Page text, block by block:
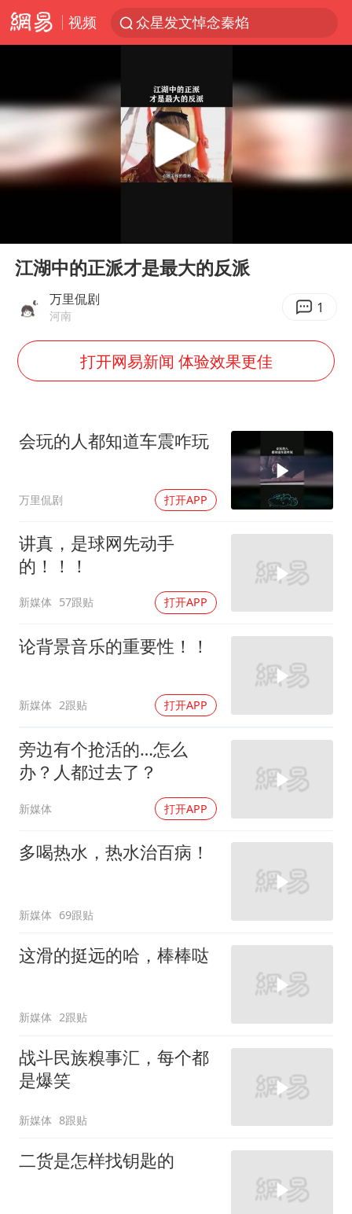
视频
众星发文悼念秦焰
“还不如不放假”
辽宁28名务农人员中暑死亡？官方辟谣
白海豚突然大拐弯 走出罕见路线
费大厨不自称“大王”了
医疗垃圾做手机壳 这也是谋财害命
女孩每天“拼豆”拼坏眼睛
下党之路
Play
江湖中的正派才是最大的反派
万里侃剧
河南 1
打开网易新闻 体验效果更佳
会玩的人都知道车震咋玩
万里侃剧 打开APP
讲真，是球网先动手
的！！！
新媒体 57跟贴 打开APP
论背景音乐的重要性！！
新媒体 2跟贴 打开APP
旁边有个抢活的…怎么
办？人都过去了？
新媒体 打开APP
多喝热水，热水治百病！
新媒体 69跟贴
这滑的挺远的哈，棒棒哒
新媒体 2跟贴
战斗民族糗事汇，每个都
是爆笑
新媒体 8跟贴
二货是怎样找钥匙的